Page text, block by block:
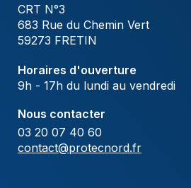
CRT N°3
683 Rue du Chemin Vert
59273 FRETIN
Horaires d'ouverture
9h - 17h du lundi au vendredi
Nous contacter
03 20 07 40 60
contact@protecnord.fr